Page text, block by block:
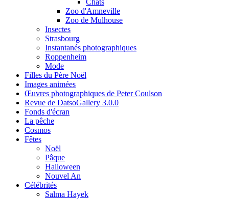
Zoo d'Amneville
Zoo de Mulhouse
Insectes
Strasbourg
Instantanés photographiques
Roppenheim
Mode
Filles du Père Noël
Images animées
Œuvres photographiques de Peter Coulson
Revue de DatsoGallery 3.0.0
Fonds d'écran
La pêche
Cosmos
Fêtes
Noël
Pâque
Halloween
Nouvel An
Célébrités
Salma Hayek